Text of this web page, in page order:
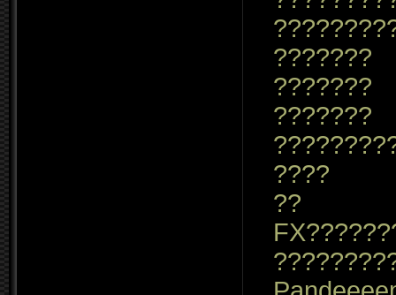
???????
???????
???????
????
??